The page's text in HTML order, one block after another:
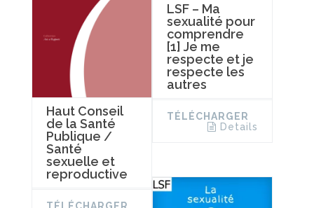
Haut Conseil
de la Santé
Publique /
Santé
sexuelle et
reproductive
LSF – Ma
sexualité pour
comprendre
[1] Je me
respecte et je
respecte les
autres
TÉLÉCHARGER
Details